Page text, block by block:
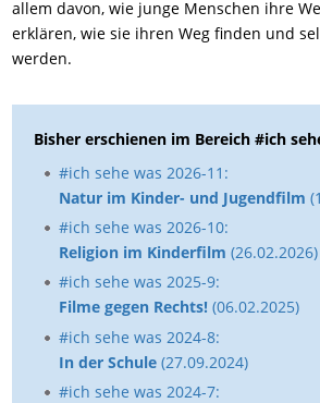
allem davon, wie junge Menschen ihre
erklären, wie sie ihren Weg finden und
werden.
Bisher erschienen im Bereich #ich
#ich sehe was 2026-11:
Natur im Kinder- und Jugendfilm
#ich sehe was 2026-10:
Religion im Kinderfilm (26.02.2026)
#ich sehe was 2025-9:
Filme gegen Rechts! (06.02.2025)
#ich sehe was 2024-8:
In der Schule (27.09.2024)
#ich sehe was 2024-7: